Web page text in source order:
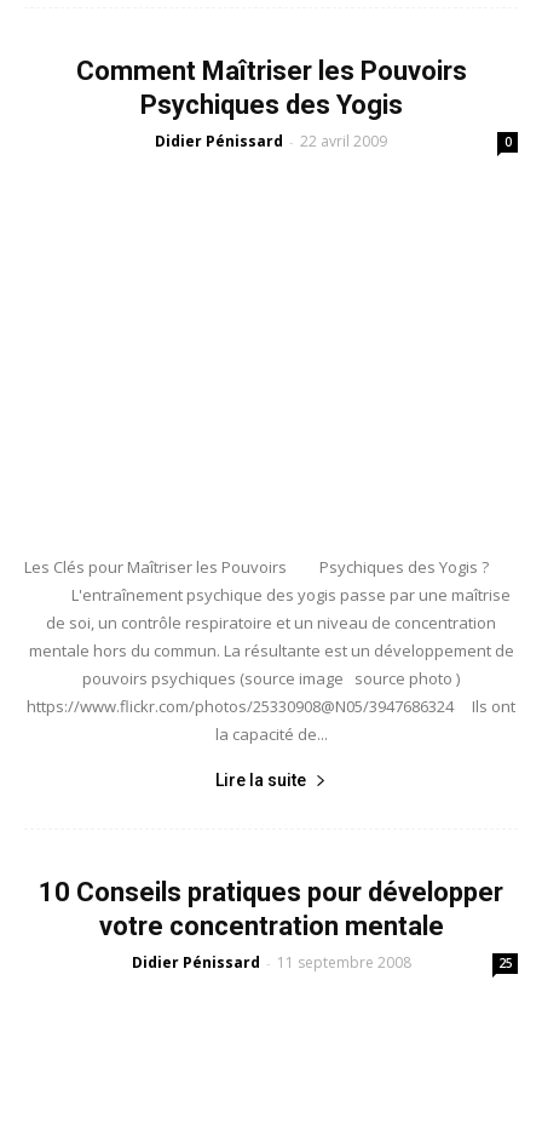
Comment Maîtriser les Pouvoirs
Psychiques des Yogis
Didier Pénissard - 22 avril 2009 0
Les Clés pour Maîtriser les Pouvoirs Psychiques des Yogis ?
L'entraînement psychique des yogis passe par une maîtrise
de soi, un contrôle respiratoire et un niveau de concentration
mentale hors du commun. La résultante est un développement de
pouvoirs psychiques (source image source photo )
https://www.flickr.com/photos/25330908@N05/3947686324 Ils ont
la capacité de...
Lire la suite
10 Conseils pratiques pour développer
votre concentration mentale
Didier Pénissard - 11 septembre 2008 25